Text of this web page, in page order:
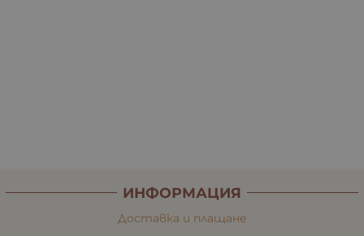
ИНФОРМАЦИЯ
Доставка и плащане